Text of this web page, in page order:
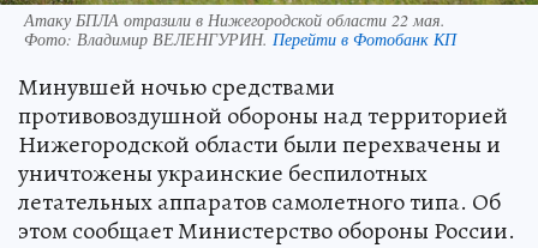
Атаку БПЛА отразили в Нижегородской области 22 мая.
Фото: Владимир ВЕЛЕНГУРИН. Перейти в Фотобанк КП
Минувшей ночью средствами
противовоздушной обороны над территорией
Нижегородской области были перехвачены и
уничтожены украинские беспилотных
летательных аппаратов самолетного типа. Об
этом сообщает Министерство обороны России.